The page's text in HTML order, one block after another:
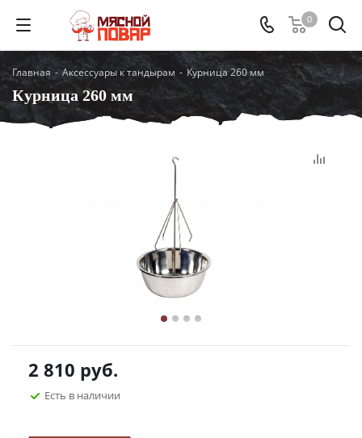
0
Главная - Аксессуары к тандырам - Курница 260 мм
Курница 260 мм
2 810 руб.
Есть в наличии